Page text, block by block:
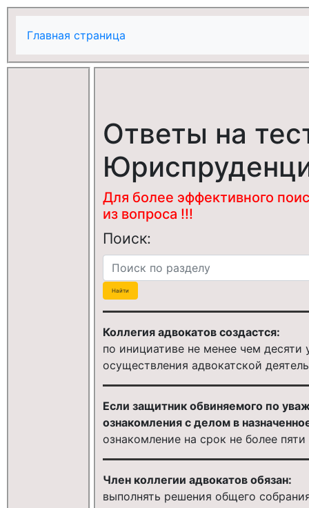
Главная страница
Ответы на
Для более эффективного
из вопроса !!!
Поиск:
Коллегия адвокатов создастся:
по инициативе не менее чем
осуществления адвокатской
Если защитник обвиняемого по
ознакомления с делом в
ознакомление на срок не более пяти
Член коллегии адвокатов обязан:
выполнять решения общего